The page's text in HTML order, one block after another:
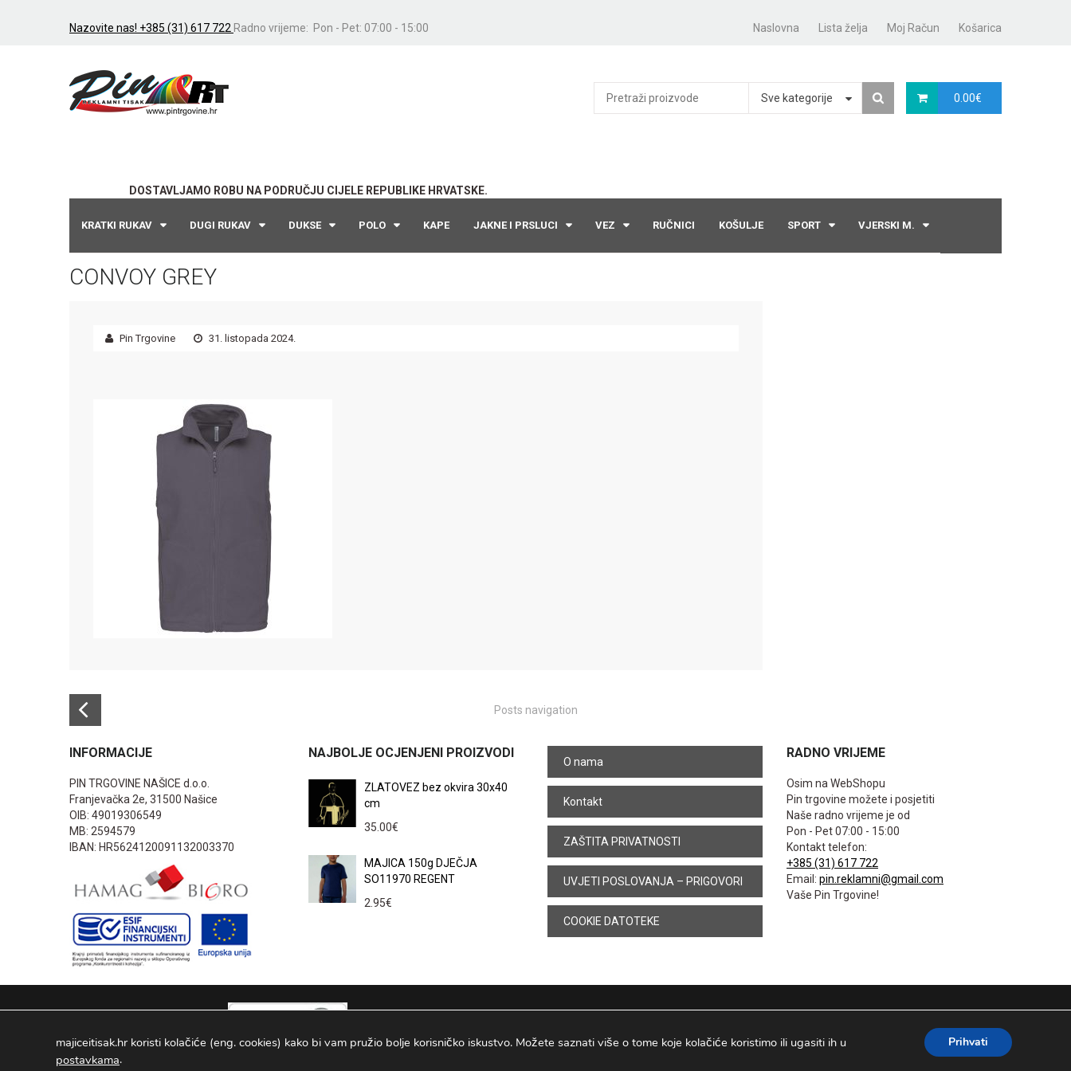
Nazovite nas! +385 (31) 617 722 Radno vrijeme: Pon - Pet: 07:00 - 15:00 Naslovna Lista želja Moj Račun Košarica
DOSTAVLJAMO ROBU NA PODRUČJU CIJELE REPUBLIKE HRVATSKE.
0.00€
Sve kategorije
KRATKI RUKAV DUGI RUKAV DUKSE POLO KAPE JAKNE I PRSLUCI VEZ RUČNICI KOŠULJE SPORT VJERSKI M.
CONVOY GREY
Pin Trgovine 31. listopada 2024.
Posts navigation
INFORMACIJE
PIN TRGOVINE NAŠICE d.o.o.
Franjevačka 2e, 31500 Našice
OIB: 49019306549
MB: 2594579
IBAN: HR5624120091132003370
NAJBOLJE OCJENJENI PROIZVODI
ZLATOVEZ bez okvira 30x40
cm
35.00€
MAJICA 150g DJEČJA
SO11970 REGENT
2.95€
O nama
Kontakt
ZAŠTITA PRIVATNOSTI
UVJETI POSLOVANJA – PRIGOVORI
COOKIE DATOTEKE
RADNO VRIJEME
Osim na WebShopu
Pin trgovine možete i posjetiti
Naše radno vrijeme je od
Pon - Pet 07:00 - 15:00
Kontakt telefon:
+385 (31) 617 722
Email: pin.reklamni@gmail.com
Vaše Pin Trgovine!
PIN TRGOVINE
majiceitisak.hr koristi kolačiće (eng. cookies) kako bi vam pružio bolje korisničko iskustvo. Možete saznati više o tome koje kolačiće koristimo ili ugasiti ih u
postavkama.
Prihvati